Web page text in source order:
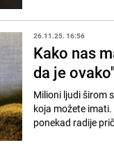
26.11.25. 16:56
Kako nas
da je
Milioni ljudi širom
koja možete
ponekad radije